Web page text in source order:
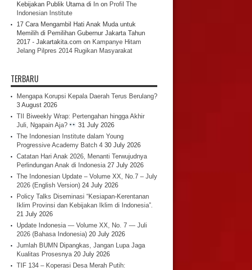
Kebijakan Publik Utama di Inon Profil The
Indonesian Institute
17 Cara Mengambil Hati Anak Muda untuk
Memilih di Pemilihan Gubernur Jakarta Tahun
2017 - Jakartakita.com on Kampanye Hitam
Jelang Pilpres 2014 Rugikan Masyarakat
TERBARU
Mengapa Korupsi Kepala Daerah Terus Berulang?
3 August 2026
TII Biweekly Wrap: Pertengahan hingga Akhir
Juli, Ngapain Aja?
31 July 2026
The Indonesian Institute dalam Young
Progressive Academy Batch 4 30 July 2026
Catatan Hari Anak 2026, Menanti Terwujudnya
Perlindungan Anak di Indonesia 27 July 2026
The Indonesian Update – Volume XX, No.7 – July
2026 (English Version) 24 July 2026
Policy Talks Diseminasi “Kesiapan-Kerentanan
Iklim Provinsi dan Kebijakan Iklim di Indonesia”.
21 July 2026
Update Indonesia — Volume XX, No. 7 — Juli
2026 (Bahasa Indonesia) 20 July 2026
Jumlah BUMN Dipangkas, Jangan Lupa Jaga
Kualitas Prosesnya 20 July 2026
TIF 134 – Koperasi Desa Merah Putih: